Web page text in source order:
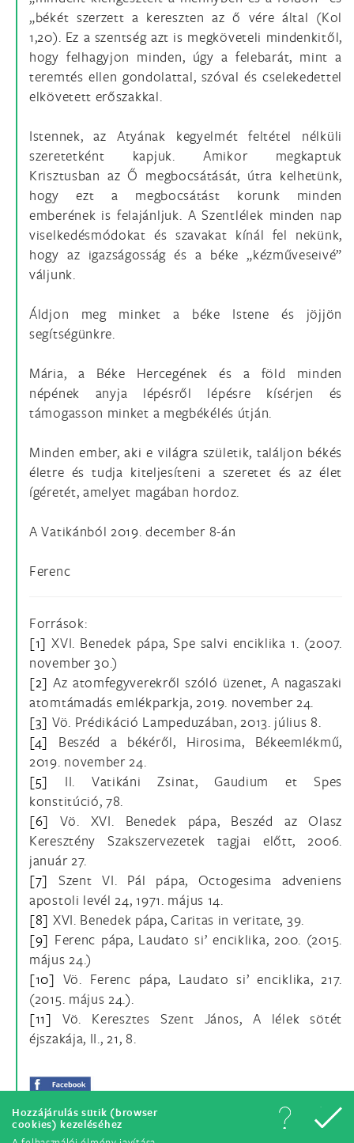
Hozzájárulás sütik (browser
cookies) kezeléséhez
„békét szerzett a kereszten az ő vére által (Kol
1,20). Ez a szentség azt is megköveteli mindenkitől,
hogy felhagyjon minden, úgy a felebarát, mint a
teremtés ellen gondolattal, szóval és cselekedettel
elkövetett erőszakkal.
Istennek, az Atyának kegyelmét feltétel nélküli
szeretetként kapjuk. Amikor megkaptuk
Krisztusban az Ő megbocsátását, útra kelhetünk,
hogy ezt a megbocsátást korunk minden
emberének is felajánljuk. A Szentlélek minden nap
viselkedésmódokat és szavakat kínál fel nekünk,
hogy az igazságosság és a béke „kézműveseivé”
váljunk.
Áldjon meg minket a béke Istene és jöjjön
segítségünkre.
Mária, a Béke Hercegének és a föld minden
népének anyja lépésről lépésre kísérjen és
támogasson minket a megbékélés útján.
Minden ember, aki e világra születik, találjon békés
életre és tudja kiteljesíteni a szeretet és az élet
ígéretét, amelyet magában hordoz.
A Vatikánból 2019. december 8-án
Ferenc
Források:
[1] XVI. Benedek pápa, Spe salvi enciklika 1. (2007.
november 30.)
[2] Az atomfegyverekről szóló üzenet, A nagaszaki
atomtámadás emlékparkja, 2019. november 24.
[3] Vö. Prédikáció Lampeduzában, 2013. július 8.
[4] Beszéd a békéről, Hirosima, Békeemlékmű,
2019. november 24.
[5] II. Vatikáni Zsinat, Gaudium et Spes
konstitúció, 78.
[6] Vö. XVI. Benedek pápa, Beszéd az Olasz
Keresztény Szakszervezetek tagjai előtt, 2006.
január 27.
[7] Szent VI. Pál pápa, Octogesima adveniens
apostoli levél 24, 1971. május 14.
[8] XVI. Benedek pápa, Caritas in veritate, 39.
[9] Ferenc pápa, Laudato si’ enciklika, 200. (2015.
május 24.)
[10] Vö. Ferenc pápa, Laudato si’ enciklika, 217.
(2015. május 24.).
[11] Vö. Keresztes Szent János, A lélek sötét
éjszakája, II., 21, 8.